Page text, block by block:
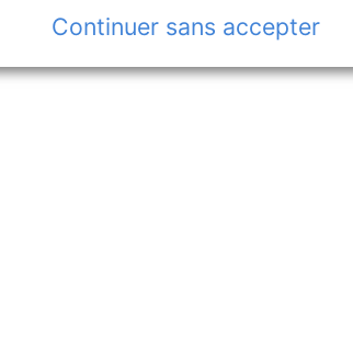
Continuer sans accepter